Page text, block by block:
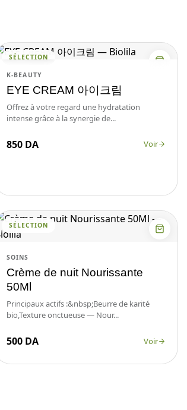
SÉLECTION
K-BEAUTY
EYE CREAM 아이크림
Offrez à votre regard une hydratation
intense grâce à la synergie de...
850 DA Voir
SÉLECTION
SOINS
Crème de nuit Nourissante
50Ml
Principaux actifs :&nbsp;Beurre de karité
bio,Texture onctueuse — Nour...
500 DA Voir